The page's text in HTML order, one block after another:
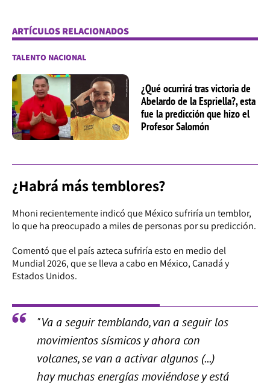
ARTÍCULOS RELACIONADOS
TALENTO NACIONAL
¿Qué ocurrirá tras victoria de
Abelardo de la Espriella?, esta
fue la predicción que hizo el
Profesor Salomón
¿Habrá más temblores?
Mhoni recientemente indicó que México sufriría un temblor,
lo que ha preocupado a miles de personas por su predicción.
Comentó que el país azteca sufriría esto en medio del
Mundial 2026, que se lleva a cabo en México, Canadá y
Estados Unidos.
"Va a seguir temblando, van a seguir los
movimientos sísmicos y ahora con
volcanes, se van a activar algunos (...)
hay muchas energías moviéndose y está